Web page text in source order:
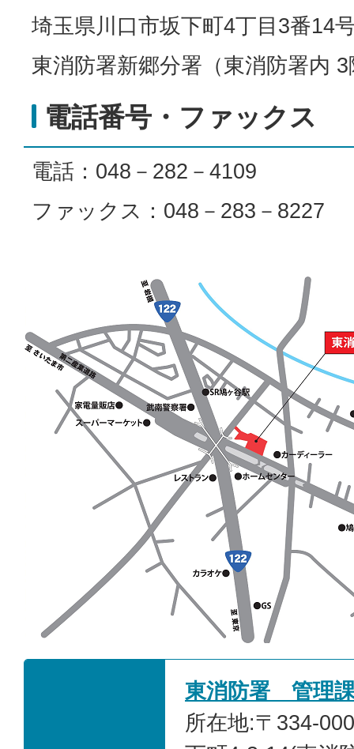
埼玉県川口市坂下町4丁目3番14
東消防署新郷分署（東消防署内 3
電話番号・ファックス
電話：048－282－4109
ファックス：048－283－8227
東消防署 管理
所在地:〒334-